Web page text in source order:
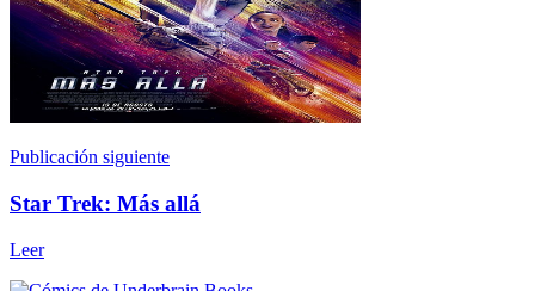
Publicación siguiente
Star Trek: Más allá
Leer